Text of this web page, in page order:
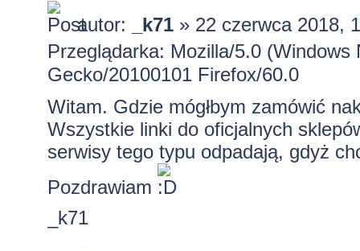
autor: _k71» 22 czerwca 2018,
Przeglądarka: Mozilla/5.0
Gecko/20100101 Firefox/60.0
Witam. Gdzie mógłbym zamówić
Wszystkie linki do oficjalnych
serwisy tego typu odpadają, gdyż
Pozdrawiam
_k71